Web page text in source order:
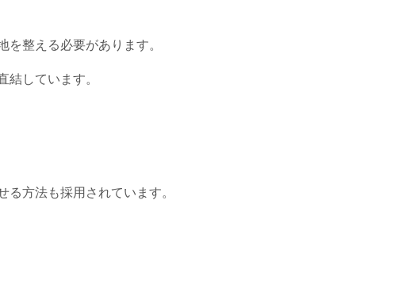
整える必要があります。
しています。
方法も採用されています。